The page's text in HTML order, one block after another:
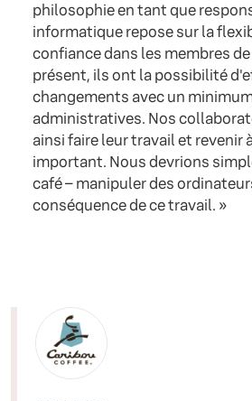
philosophie en tant que
informatique repose sur la
confiance dans les membres
présent, ils ont la possibilité
changements avec un
administratives. Nos
ainsi faire leur travail et revenir
important. Nous devrions
café – manipuler des
conséquence de ce travail. »